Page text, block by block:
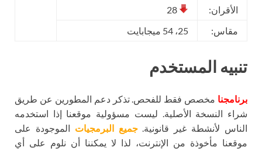
الأقران:
مقاس:
25، 54 ميجابايت
تنبيه المستخدم
برنامجنا مخصص فقط للفحص. تذكر دعم المطورين عن طريق
شراء النسخة الأصلية. ليست مسؤولية موقعنا إذا استخدمه
الناس لأنشطة غير قانونية.جميع البرمجيات الموجودة على
موقعنا مأخوذة من الإنترنت، لذا لا يمكننا أن نلوم على أي